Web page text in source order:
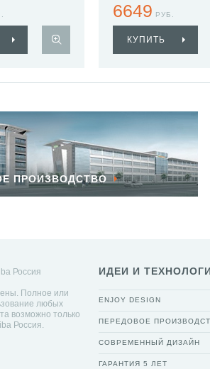
Haiba HB12801
6649 РУБ.
КУПИТЬ
ПРОИЗВОДСТВО
Россия
Полное или
любых
возможно только
Россия.
ИДЕИ И
ENJOY DESIGN
ПЕРЕДОВОЕ
СОВРЕМЕННЫЙ ДИЗАЙН
ГАРАНТИЯ 5 ЛЕТ